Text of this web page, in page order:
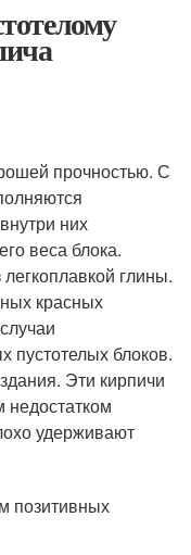
прочностью. С
них
веса блока.
глины.
красных
пустотелых блоков.
Эти кирпичи
удерживают
позитивных